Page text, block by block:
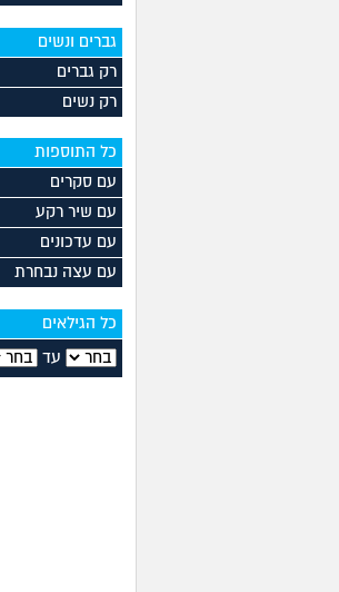
גברים ונשים
רק גברים
רק נשים
כל התוספות
עם סקרים
עם שיר רקע
עם עדכונים
עם עצה נבחרת
כל הגילאים
עד